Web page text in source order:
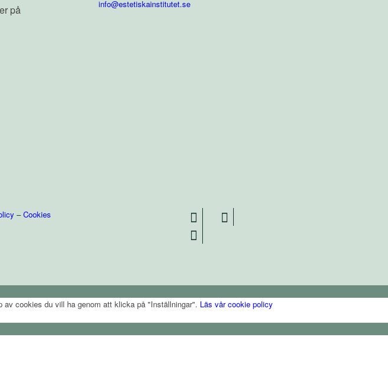
på
info@estetiskainstitutet.se
–Cookies
cookies du vill ha genom att klicka på "Inställningar". Läs vår cookie policy